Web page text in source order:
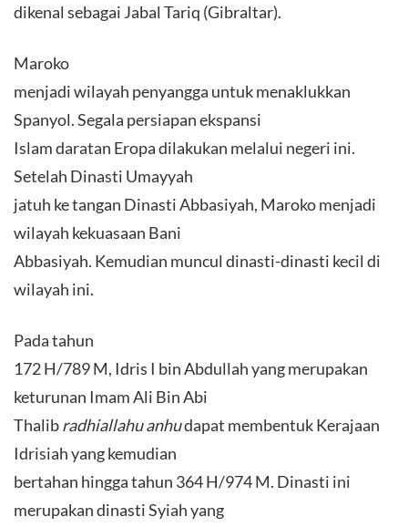
dikenal sebagai Jabal Tariq (Gibraltar).
Maroko
menjadi wilayah penyangga untuk menaklukkan
Spanyol. Segala persiapan ekspansi
Islam daratan Eropa dilakukan melalui negeri ini.
Setelah Dinasti Umayyah
jatuh ke tangan Dinasti Abbasiyah, Maroko menjadi
wilayah kekuasaan Bani
Abbasiyah. Kemudian muncul dinasti-dinasti kecil di
wilayah ini.
Pada tahun
172 H/789 M, Idris I bin Abdullah yang merupakan
keturunan Imam Ali Bin Abi
Thalibradhiallahu anhudapat membentuk Kerajaan
Idrisiah yang kemudian
bertahan hingga tahun 364 H/974 M. Dinasti ini
merupakan dinasti Syiah yang